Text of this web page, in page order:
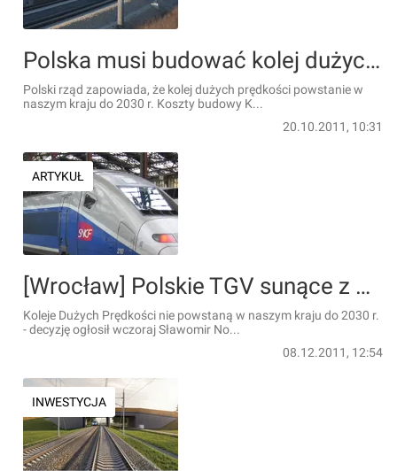
Polska musi budować kolej dużych prędkości za swoje pieniądze
Polski rząd zapowiada, że kolej dużych prędkości powstanie w
naszym kraju do 2030 r. Koszty budowy K...
20.10.2011, 10:31
ARTYKUŁ
[Wrocław] Polskie TGV sunące z Wrocławia ''zamrożone'' do 2030 roku
Koleje Dużych Prędkości nie powstaną w naszym kraju do 2030 r.
- decyzję ogłosił wczoraj Sławomir No...
08.12.2011, 12:54
INWESTYCJA